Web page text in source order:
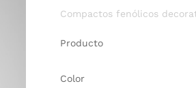
Compactos fenólicos
Producto
Color